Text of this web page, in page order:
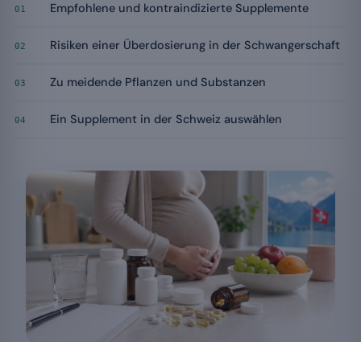
01 Empfohlene und kontraindizierte Supplemente
02 Risiken einer Überdosierung in der Schwangerschaft
03 Zu meidende Pflanzen und Substanzen
04 Ein Supplement in der Schweiz auswählen